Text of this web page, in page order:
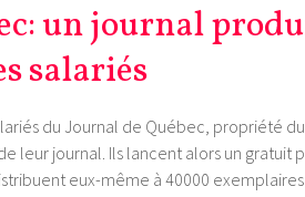
un journal
salariés
du Journal de Québec, propriété
leur journal. Ils lancent alors un gratuit
eux-même à 40000